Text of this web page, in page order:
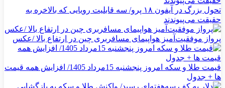
تحول بزرگ در آیفون ۱۸ پرو/ سه قابلیت رویایی که بالاخره به
حقیقت می‌پیوندند
پرواز موفقیت‌آمیز هواپیمای مسافربری چین در ارتفاع بالا /عکس
قیمت طلا و سکه امروز پنجشنبه 15مرداد 1405/ افزایش همه قیمت
ها + جدول